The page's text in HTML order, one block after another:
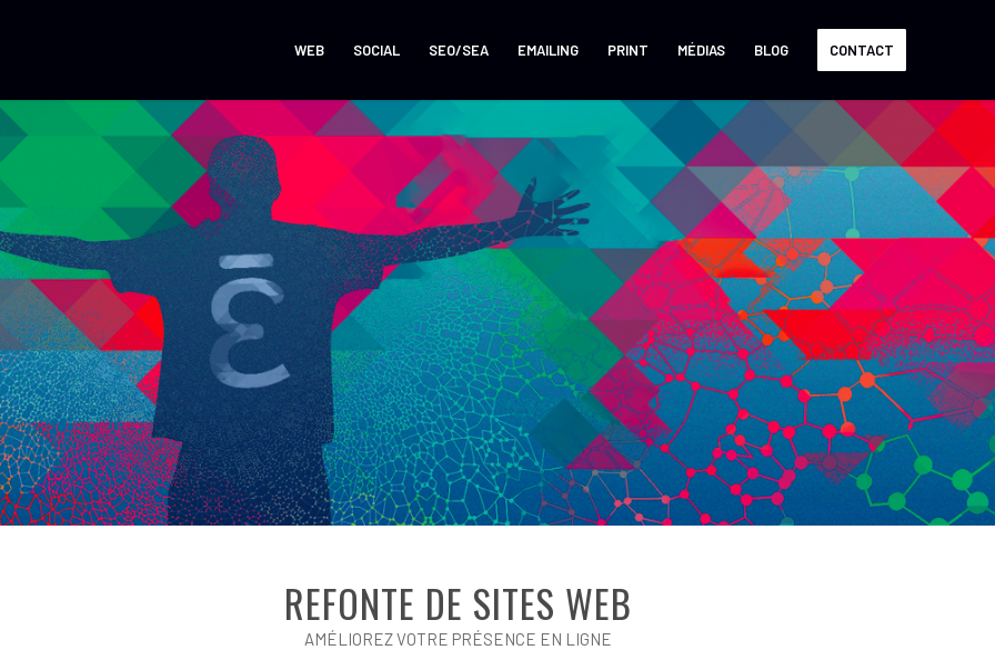
WEB SOCIAL SEO/SEA EMAILING PRINT MÉDIAS BLOG CONTACT
REFONTE DE SITES WEB
AMÉLIOREZ VOTRE PRÉSENCE EN LIGNE